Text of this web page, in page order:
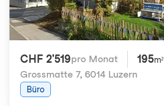
CHF 2'519pro Monat 195m²
Grossmatte 7, 6014 Luzern
Büro